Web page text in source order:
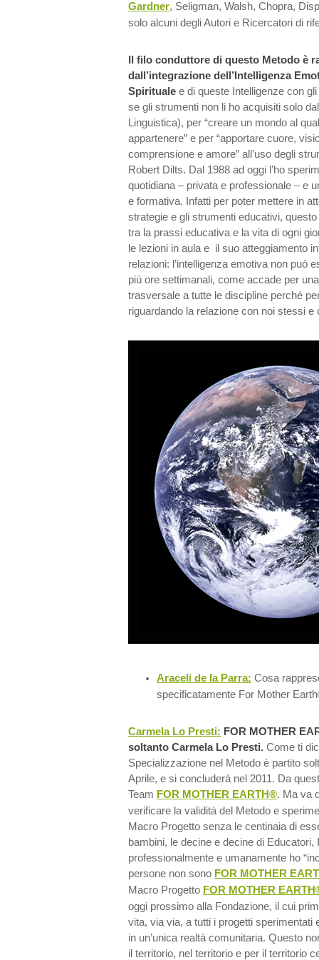
Gardner, Seligman, Walsh, Chopra,
solo alcuni degli Autori e Ricercatori di
Il filo conduttore di questo Metodo è
dall’integrazione dell’Intelligenza
Spirituale e di queste Intelligenze con
se gli strumenti non li ho acquisiti solo
Linguistica), per “creare un mondo al
appartenere” e per “apportare cuore,
comprensione e amore” all’uso degli
Robert Dilts. Dal 1988 ad oggi l’ho
quotidiana – privata e professionale – e
e formativa. Infatti per poter mettere in
strategie e gli strumenti educativi,
tra la prassi educativa e la vita di ogni
le lezioni in aula e il suo atteggiamento
relazioni: l’intelligenza emotiva non può
più ore settimanali, come accade per
trasversale a tutte le discipline perché
riguardando la relazione con noi stessi e
Araceli de la Parra: Cosa
specificatamente For Mother
Carmela Lo Presti: FOR MOTHER
soltanto Carmela Lo Presti. Come ti
Specializzazione nel Metodo è partito
Aprile, e si concluderà nel 2011. Da
Team FOR MOTHER EARTH®. Ma va
verificare la validità del Metodo e
Macro Progetto senza le centinaia di
bambini, le decine e decine di
professionalmente e umanamente ho
persone non sono FOR MOTHER
Macro Progetto FOR MOTHER
oggi prossimo alla Fondazione, il cui
vita, via via, a tutti i progetti sperimentati
in un’unica realtà comunitaria. Questo
il territorio, nel territorio e per il territorio